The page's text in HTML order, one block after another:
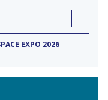
EXPO 2026